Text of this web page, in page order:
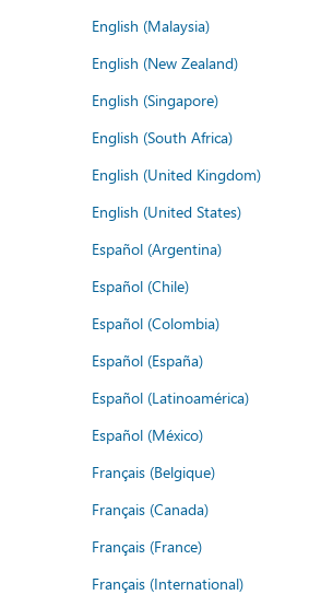
English (Malaysia)
English (New Zealand)
English (Singapore)
English (South Africa)
English (United Kingdom)
English (United States)
Español (Argentina)
Español (Chile)
Español (Colombia)
Español (España)
Español (Latinoamérica)
Español (México)
Français (Belgique)
Français (Canada)
Français (France)
Français (International)